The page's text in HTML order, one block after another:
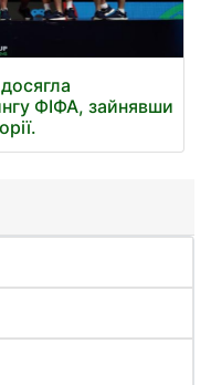
ФІФА, зайнявши